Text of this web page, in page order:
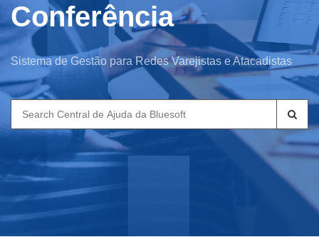
Conferência
Sistema de Gestão para Redes Varejistas e Atacadistas
Search
for: